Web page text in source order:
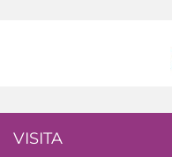
VISITA